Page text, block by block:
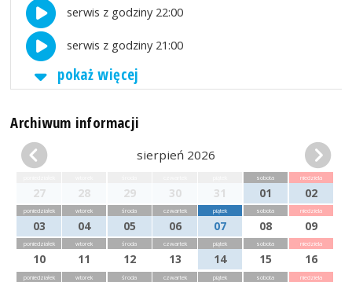
serwis z godziny 22:00
serwis z godziny 21:00
pokaż więcej
Archiwum informacji
sierpień 2026
27 28 29 30 31
sobota
01
niedziela
02
poniedziałek
03
wtorek
04
środa
05
czwartek
06
piątek
07
sobota
08
niedziela
09
poniedziałek
10
wtorek
11
środa
12
czwartek
13
piątek
14
sobota
15
niedziela
16
poniedziałek wtorek środa czwartek piątek sobota niedziela